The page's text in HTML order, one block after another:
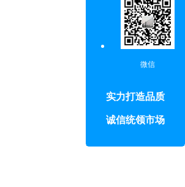
微信
实力打造品质
诚信统领市场